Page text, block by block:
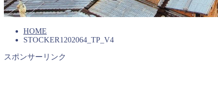
HOME
STOCKER1202064_TP_V4
スポンサーリンク